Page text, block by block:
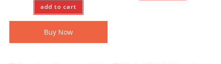
add to cart
Buy Now